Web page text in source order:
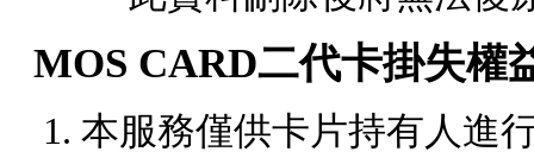
MOS CARD二代卡掛失權
本服務僅供卡片持有人進